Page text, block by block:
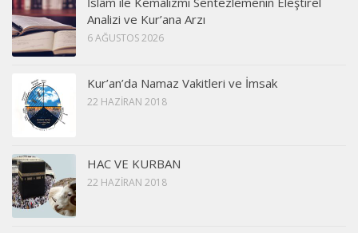
Analizi ve Kur’ana Arzı
6 AĞUSTOS 2026
Kur’an’da Namaz Vakitleri ve İmsak
22 HAZIRAN 2018
HAC VE KURBAN
22 HAZIRAN 2018